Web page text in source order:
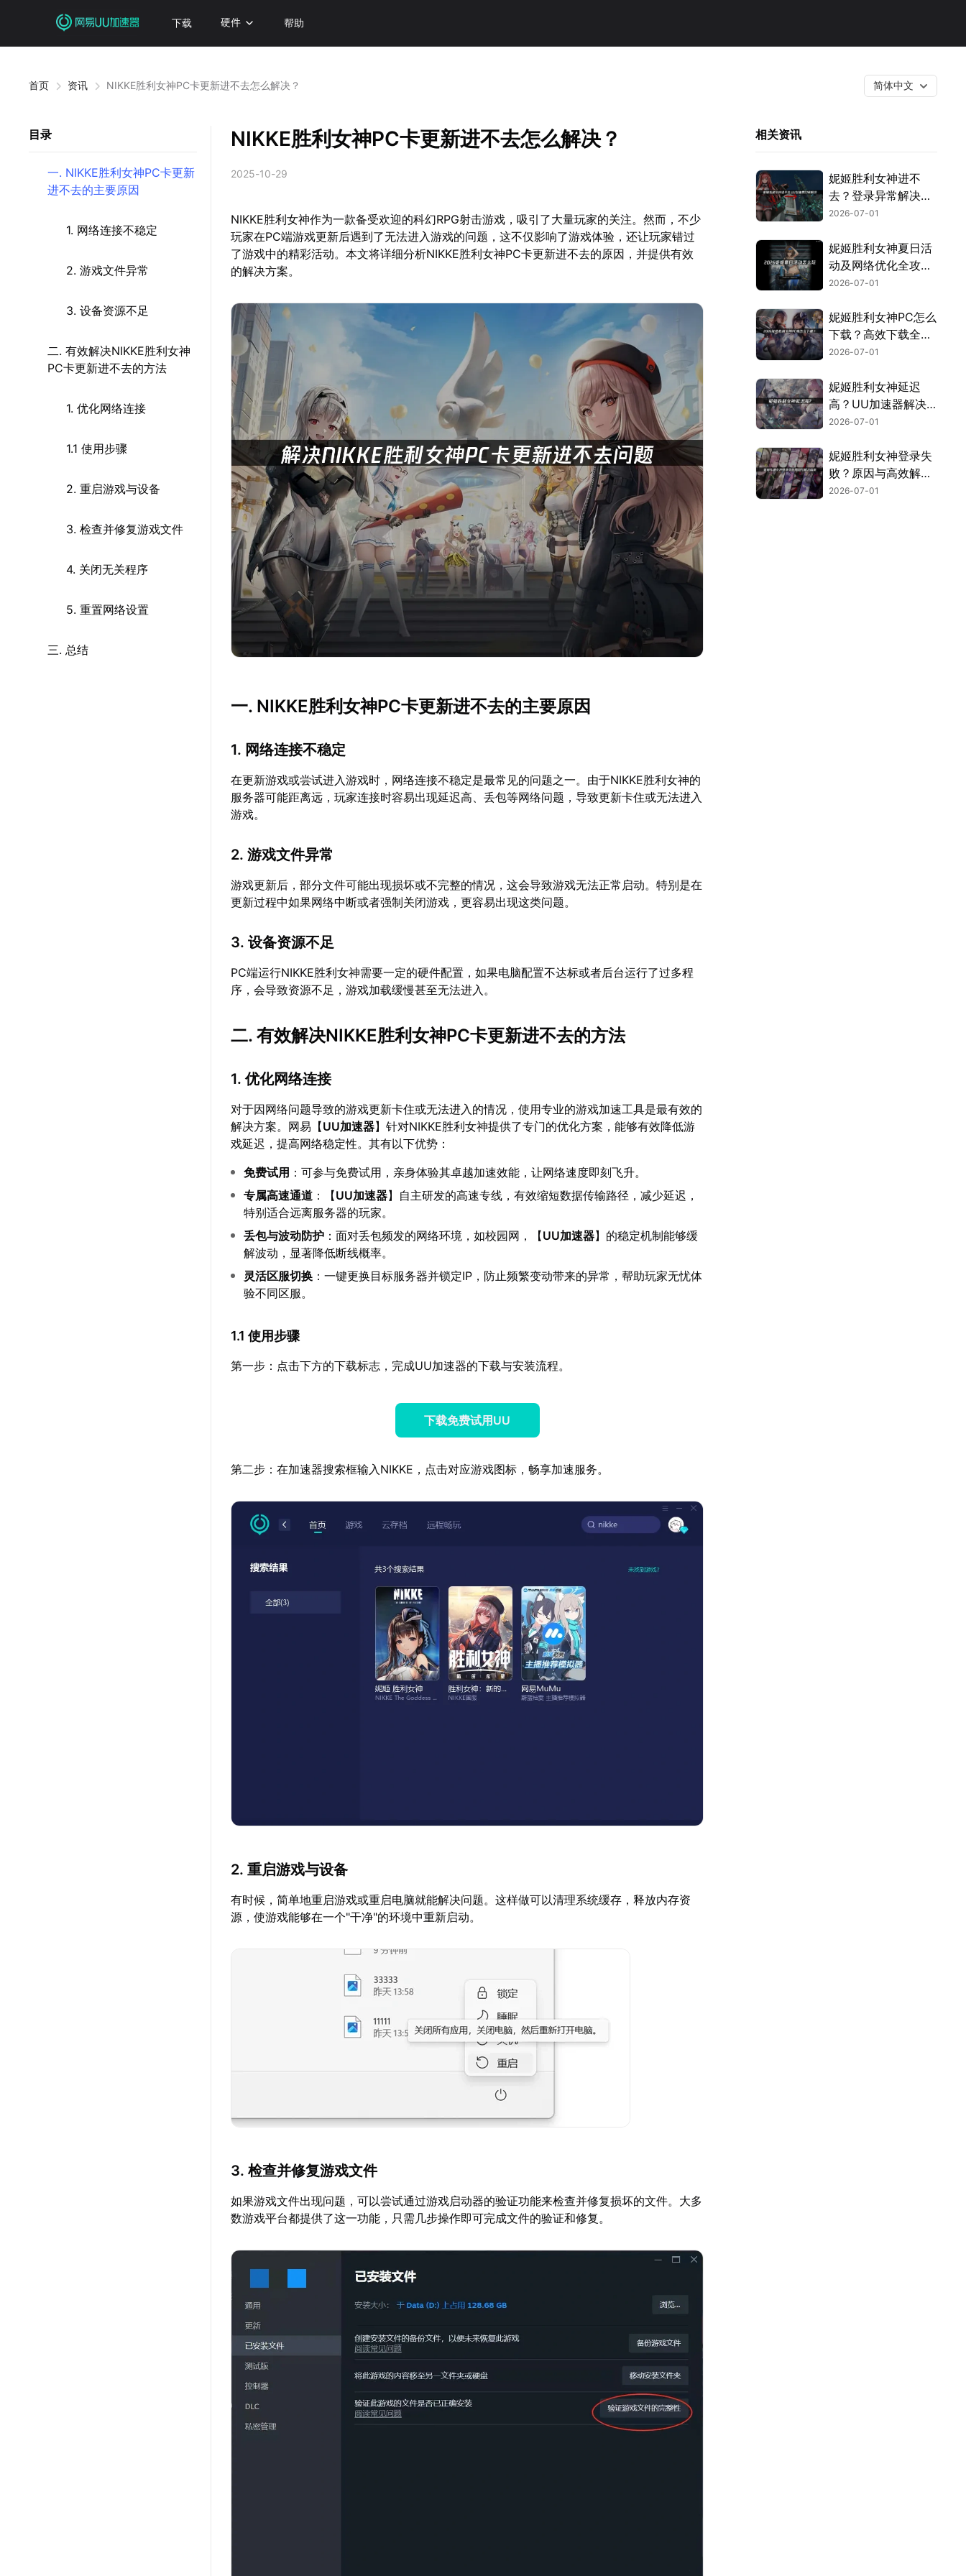
下载 硬件 帮助
首页 资讯 NIKKE胜利女神PC卡更新进不去怎么解决？ 简体中文
目录
一. NIKKE胜利女神PC卡更新
进不去的主要原因
1. 网络连接不稳定
2. 游戏文件异常
3. 设备资源不足
二. 有效解决NIKKE胜利女神
PC卡更新进不去的方法
1. 优化网络连接
1.1 使用步骤
2. 重启游戏与设备
3. 检查并修复游戏文件
4. 关闭无关程序
5. 重置网络设置
三. 总结
NIKKE胜利女神PC卡更新进不去怎么解决？
2025-10-29
NIKKE胜利女神作为一款备受欢迎的科幻RPG射击游戏，吸引了大量玩家的关注。然而，不少
玩家在PC端游戏更新后遇到了无法进入游戏的问题，这不仅影响了游戏体验，还让玩家错过
了游戏中的精彩活动。本文将详细分析NIKKE胜利女神PC卡更新进不去的原因，并提供有效
的解决方案。
一. NIKKE胜利女神PC卡更新进不去的主要原因
1. 网络连接不稳定
在更新游戏或尝试进入游戏时，网络连接不稳定是最常见的问题之一。由于NIKKE胜利女神的
服务器可能距离远，玩家连接时容易出现延迟高、丢包等网络问题，导致更新卡住或无法进入
游戏。
2. 游戏文件异常
游戏更新后，部分文件可能出现损坏或不完整的情况，这会导致游戏无法正常启动。特别是在
更新过程中如果网络中断或者强制关闭游戏，更容易出现这类问题。
3. 设备资源不足
PC端运行NIKKE胜利女神需要一定的硬件配置，如果电脑配置不达标或者后台运行了过多程
序，会导致资源不足，游戏加载缓慢甚至无法进入。
二. 有效解决NIKKE胜利女神PC卡更新进不去的方法
1. 优化网络连接
对于因网络问题导致的游戏更新卡住或无法进入的情况，使用专业的游戏加速工具是最有效的
解决方案。网易【UU加速器】针对NIKKE胜利女神提供了专门的优化方案，能够有效降低游
戏延迟，提高网络稳定性。其有以下优势：
免费试用 ：可参与免费试用，亲身体验其卓越加速效能，让网络速度即刻飞升。
专属高速通道 ：【UU加速器】自主研发的高速专线，有效缩短数据传输路径，减少延迟，
特别适合远离服务器的玩家。
丢包与波动防护 ：面对丢包频发的网络环境，如校园网，【UU加速器】的稳定机制能够缓
解波动，显著降低断线概率。
灵活区服切换 ：一键更换目标服务器并锁定IP，防止频繁变动带来的异常，帮助玩家无忧体
验不同区服。
1.1 使用步骤
第一步：点击下方的下载标志，完成UU加速器的下载与安装流程。
下载免费试用UU
第二步：在加速器搜索框输入NIKKE，点击对应游戏图标，畅享加速服务。
2. 重启游戏与设备
有时候，简单地重启游戏或重启电脑就能解决问题。这样做可以清理系统缓存，释放内存资
源，使游戏能够在一个"干净"的环境中重新启动。
3. 检查并修复游戏文件
如果游戏文件出现问题，可以尝试通过游戏启动器的验证功能来检查并修复损坏的文件。大多
数游戏平台都提供了这一功能，只需几步操作即可完成文件的验证和修复。
相关资讯
妮姬胜利女神进不
去？登录异常解决攻
略！
2026-07-01
妮姬胜利女神夏日活
动及网络优化全攻
略！
2026-07-01
妮姬胜利女神PC怎么
下载？高效下载全攻
略！
2026-07-01
妮姬胜利女神延迟
高？UU加速器解决
国际服卡顿！
2026-07-01
妮姬胜利女神登录失
败？原因与高效解
决！
2026-07-01